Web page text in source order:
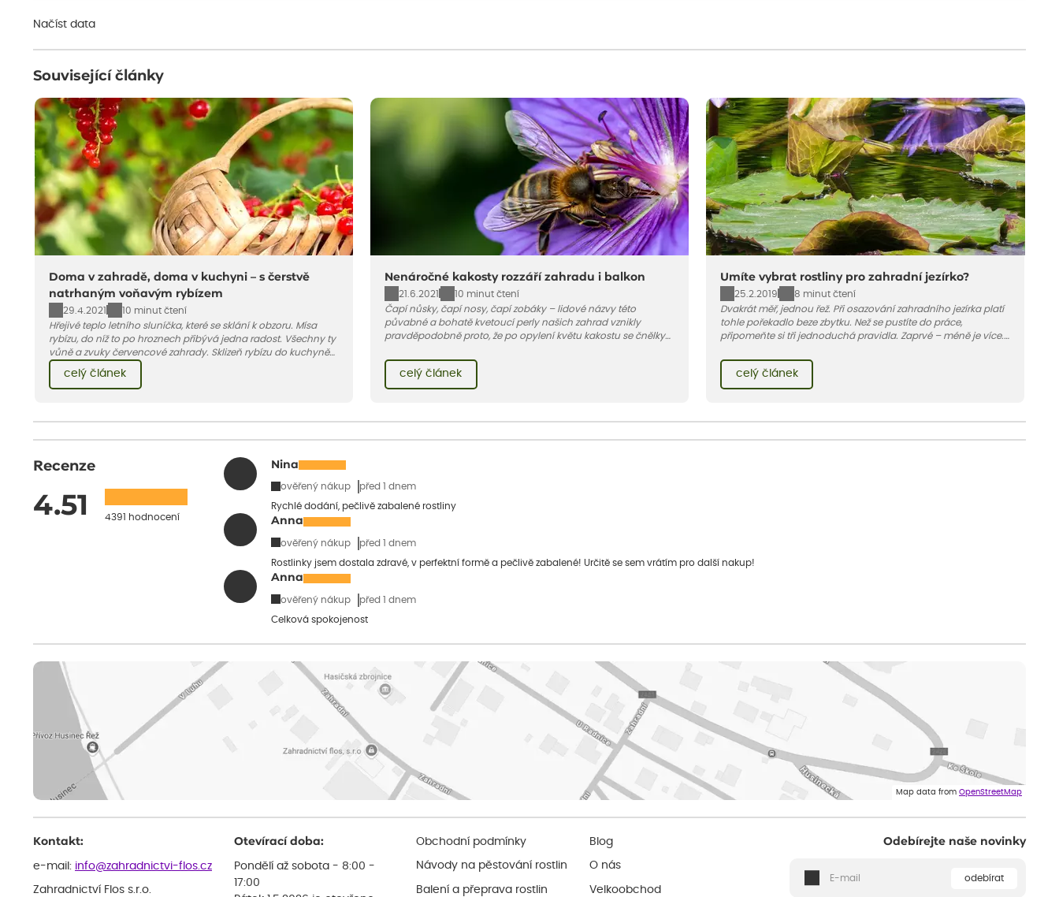
Načíst data
Související články
Doma v zahradě, doma v kuchyni – s čerstvě
natrhaným voňavým rybízem
29.4.2021
10 minut čtení
Hřejivé teplo letního sluníčka, které se sklání k obzoru. Mísa
rybízu, do níž to po hroznech přibývá jedna radost. Všechny ty
vůně a zvuky červencové zahrady. Sklizeň rybízu do kuchyně
vnese neuvěřitelný klid a radost. A taky trochu bezstarostnosti
dětství při mlsání babiččina drobenkového koláče s rybízem.
celý článek
Nenáročné kakosty rozzáří zahradu i balkon
21.6.2021
10 minut čtení
Čapí nůsky, čapí nosy, čapí zobáky – lidové názvy této
půvabné a bohatě kvetoucí perly našich zahrad vznikly
pravděpodobně proto, že po opylení květu kakostu se čnělky
celý článek
Umíte vybrat rostliny pro zahradní jezírko?
25.2.2019
8 minut čtení
Dvakrát měř, jednou řež. Při osazování zahradního jezírka platí
tohle pořekadlo beze zbytku. Než se pustíte do práce,
připomeňte si tři jednoduchá pravidla. Zaprvé – méně je více.
volné. Za druhé – menší mají přednost. Do popředí vždy
vysaďte nižší rostliny, už proto, že bude lépe vidět na hladinu.
Třeba na lekníny.
celý článek
Recenze
4.51 4391 hodnocení
Nina
ověřený nákup před 1 dnem
Rychlé dodání, pečlivě zabalené rostliny
Anna
ověřený nákup před 1 dnem
Rostlinky jsem dostala zdravé, v perfektní formě a pečlivě zabalené! Určitě se sem vrátím pro další nakup!
Anna
ověřený nákup před 1 dnem
Celková spokojenost
Map data from OpenStreetMap
Kontakt:
e-mail: info@zahradnictvi-flos.cz
Zahradnictví Flos s.r.o.
Otevírací doba:
Pondělí až sobota - 8:00 -
17:00
Obchodní podmínky
Návody na pěstování rostlin
Balení a přeprava rostlin
Blog
O nás
Velkoobchod
Odebírejte naše novinky
odebírat